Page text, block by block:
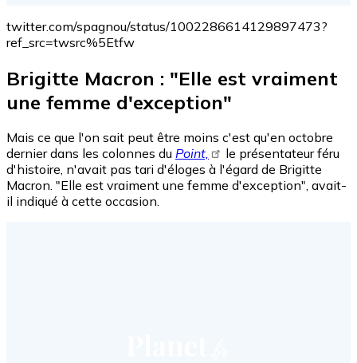
twitter.com/spagnou/status/1002286614129897473?
ref_src=twsrc%5Etfw
Brigitte Macron : "Elle est vraiment
une femme d'exception"
Mais ce que l'on sait peut être moins c'est qu'en octobre
dernier dans les colonnes du Point,
le présentateur féru
d'histoire, n'avait pas tari d'éloges à l'égard de Brigitte
Macron. "Elle est vraiment une femme d'exception", avait-
il indiqué à cette occasion.